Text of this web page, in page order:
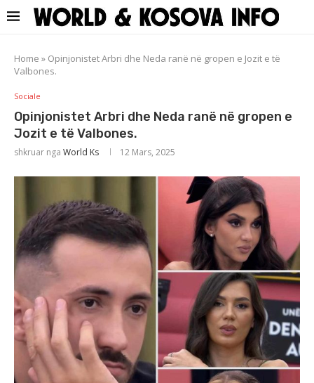
Home » Opinjonistet Arbri dhe Neda ranë në gropen e Jozit e të
Valbones.
Sociale
Opinjonistet Arbri dhe Neda ranë në gropen e
Jozit e të Valbones.
shkruar nga World Ks 12 Mars, 2025